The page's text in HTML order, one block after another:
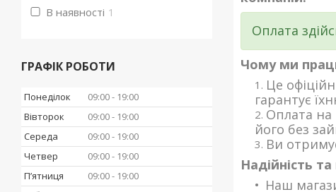
Оплата
Чому ми
Це
гарантує
Оплата на
його без
Ви
Надійність та
Наш
В наявності 1
ГРАФІК РОБОТИ
Понеділок 09:00
19:00
Вівторок
09:00
19:00
Середа
09:00
19:00
Четвер
09:00
19:00
Пʼятниця
09:00
19:00